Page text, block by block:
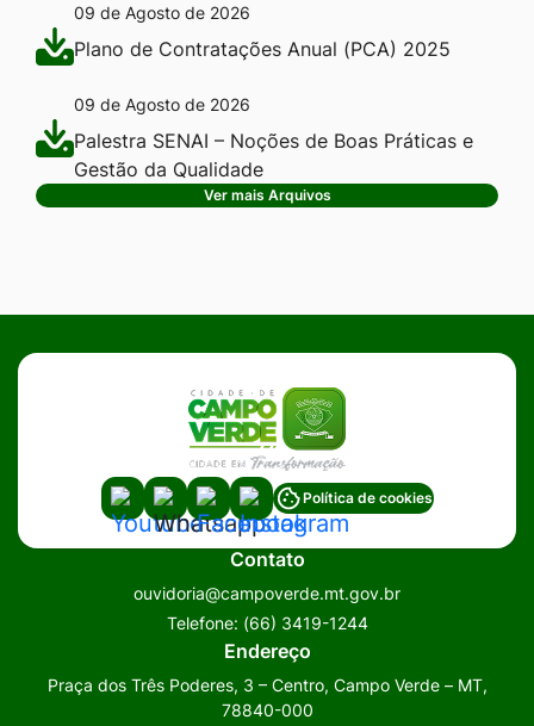
09 de Agosto de 2026
Plano de Contratações Anual (PCA) 2025
09 de Agosto de 2026
Palestra SENAI – Noções de Boas Práticas e
Gestão da Qualidade
Ver mais Arquivos
Acessar
a
Social
Acessar
a
Social
Whatsapp
Acessar
a
Rede
Social
Facebook
Acessar
a
Rede
Social
Instagram
Política de cookies
Contato
ouvidoria@campoverde.mt.gov.br
Telefone: (66) 3419-1244
Endereço
Praça dos Três Poderes, 3 – Centro, Campo Verde – MT,
78840-000